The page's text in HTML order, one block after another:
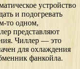
устройство
и подогревать
то одном,
представляют
Чиллер — это
для охлаждения
фанкойла.